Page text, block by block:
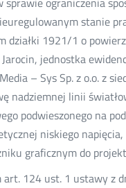
stanie
działki 1921/1 o
jednostka
– Sys Sp. z o.o. z
nadziemnej linii
podwieszonego na
niskiego
graficznym do
art. 124 ust. 1 ustawy z